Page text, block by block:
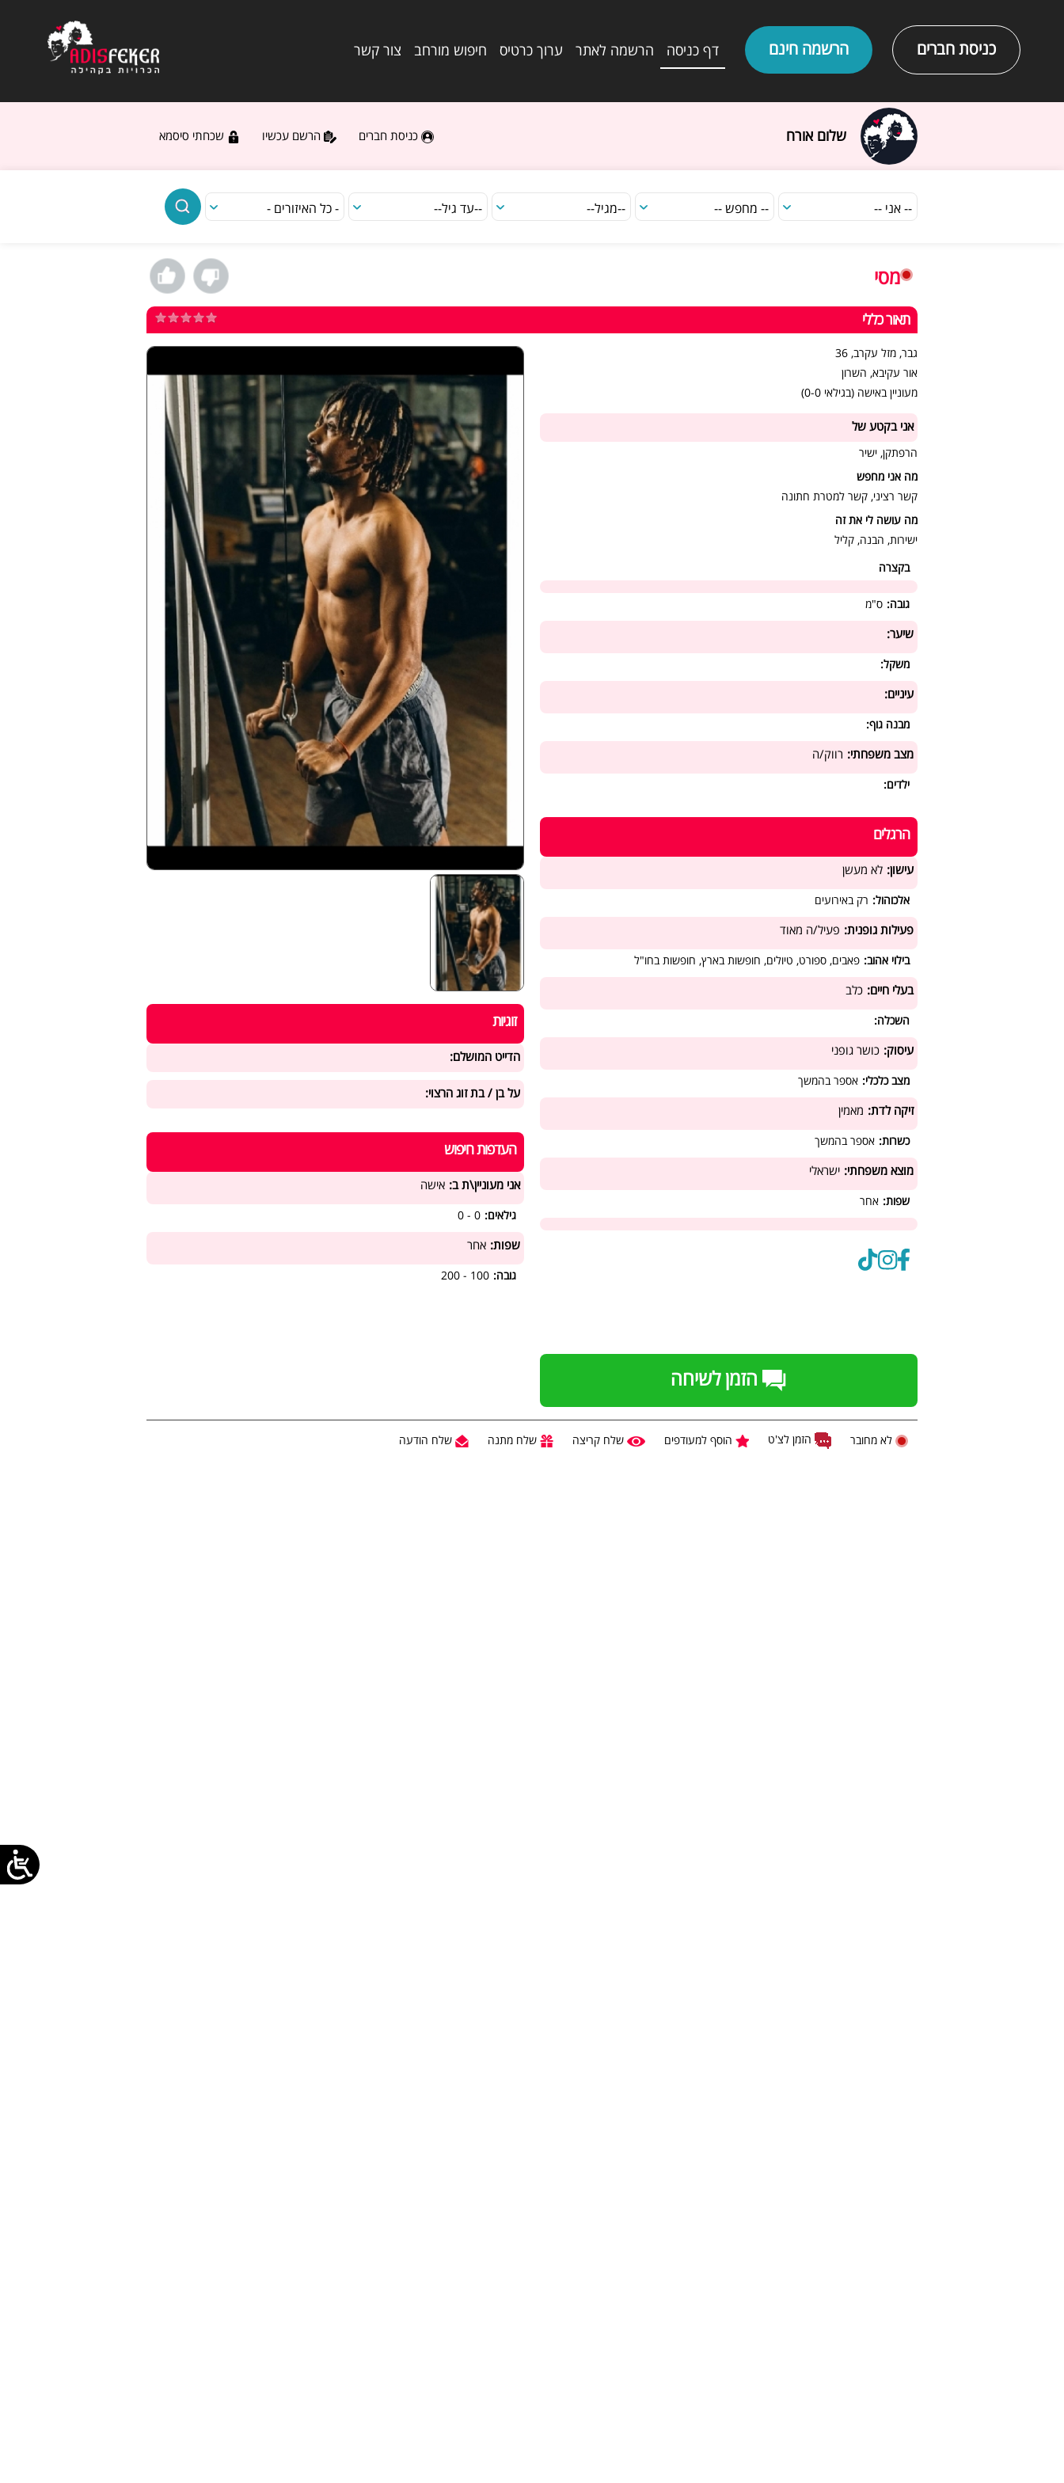
כניסת חברים הרשמה חינם דף כניסה הרשמה לאתר ערוך כרטיס חיפוש מורחב צור קשר
שלום אורח כניסת חברים הרשם עכשיו שכחתי סיסמא
מסי
תאור כללי
גבר, מזל עקרב, 36
אור עקיבא, השרון
מעוניין באישה (בגילאי 0-0)
אני בקטע של
הרפתקן, ישיר
מה אני מחפש
קשר רציני, קשר למטרת חתונה
מה עושה לי את זה
ישירות, הבנה, קליל
בקצרה
גובה: ס"מ
שיער:
משקל:
עיניים:
מבנה גוף:
מצב משפחתי: רווק/ה
ילדים:
הרגלים
עישון: לא מעשן
אלכוהול: רק באירועים
פעילות גופנית: פעיל/ה מאוד
בילוי אהוב: פאבים, ספורט, טיולים, חופשות בארץ, חופשות בחו"ל
בעלי חיים: כלב
השכלה:
עיסוק: כושר גופני
מצב כלכלי: אספר בהמשך
זיקה לדת: מאמין
כשרות: אספר בהמשך
מוצא משפחתי: ישראלי
שפות: אחר
הזמן לשיחה
זוגיות
הדייט המושלם:
על בן / בת זוג הרצוי:
העדפות חיפוש
אני מעוניין\ת ב: אישה
גילאים: 0 - 0
שפות: אחר
גובה: 100 - 200
לא מחובר הזמן לצ'ט הוסף למעודפים שלח קריצה שלח מתנה שלח הודעה